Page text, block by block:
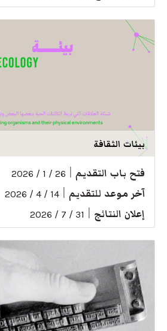
بيئات الثقافة
فتح باب التقديم 26 / 1 / 2026
آخر موعد للتقديم 14 / 4 / 2026
إعلان النتائج 31 / 7 / 2026